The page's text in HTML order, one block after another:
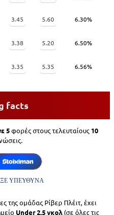
3.45 5.60 6.30%
3.38 5.20 6.50%
3.35 5.35 6.56%
facts
5φορές στους τελευταίους 10
ΥΠΕΥΘΥΝΑ
της ομάδας Ρίβερ Πλέιτ, έχει
Under 2.5 γκολ (σε όλες τις